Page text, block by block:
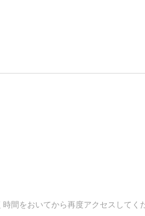
間をおいてから再度アクセスしてく